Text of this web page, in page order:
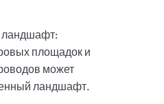
ландшафт:
площадок и
может
ландшафт.